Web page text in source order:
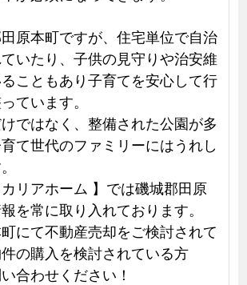
原本町ですが、住宅単位で自治
いたり、子供の見守りや治安維
こともあり子育てを安心して行
ています。
ではなく、整備された公園が多
て世代のファミリーにはうれし
カリアホーム 】では磯城郡田原
を常に取り入れております。
にて不動産売却をご検討されて
の購入を検討されている方
合わせください！